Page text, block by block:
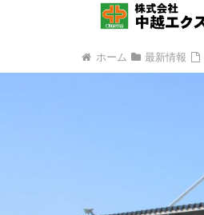
ホーム 最新情報